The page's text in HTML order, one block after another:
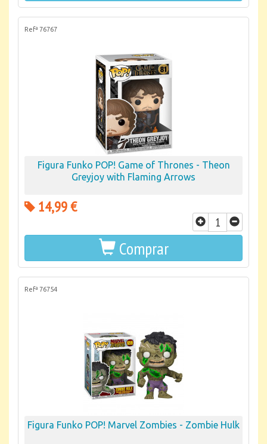
Refª 76767
Figura Funko POP! Game of Thrones - Theon
Greyjoy with Flaming Arrows
14,99 €
Comprar
Refª 76754
Figura Funko POP! Marvel Zombies - Zombie Hulk